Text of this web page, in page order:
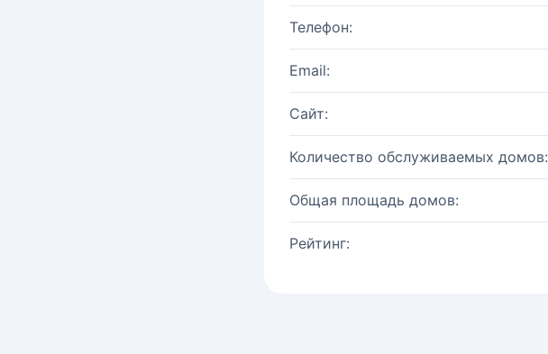
Телефон:
Email:
Сайт:
Количество обслуживаемых домов:
Общая площадь домов:
Рейтинг: